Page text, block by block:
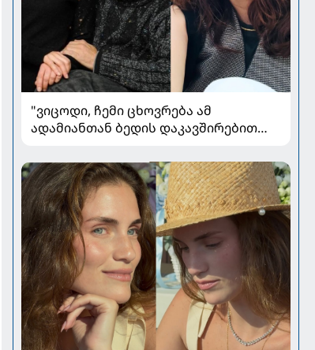
"ვიცოდი, ჩემი ცხოვრება ამ
ადამიანთან ბედის დაკავშირებით
ჟვანია დატო ევგენიძესთან
ქორწინებასა და ოჯახზე